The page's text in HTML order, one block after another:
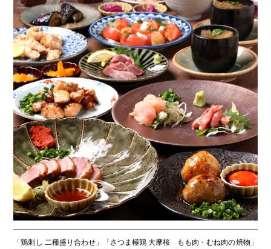
「鶏刺し 二種盛り合わせ」「さつま極鶏 大摩桜 もも肉・むね肉の焼物」